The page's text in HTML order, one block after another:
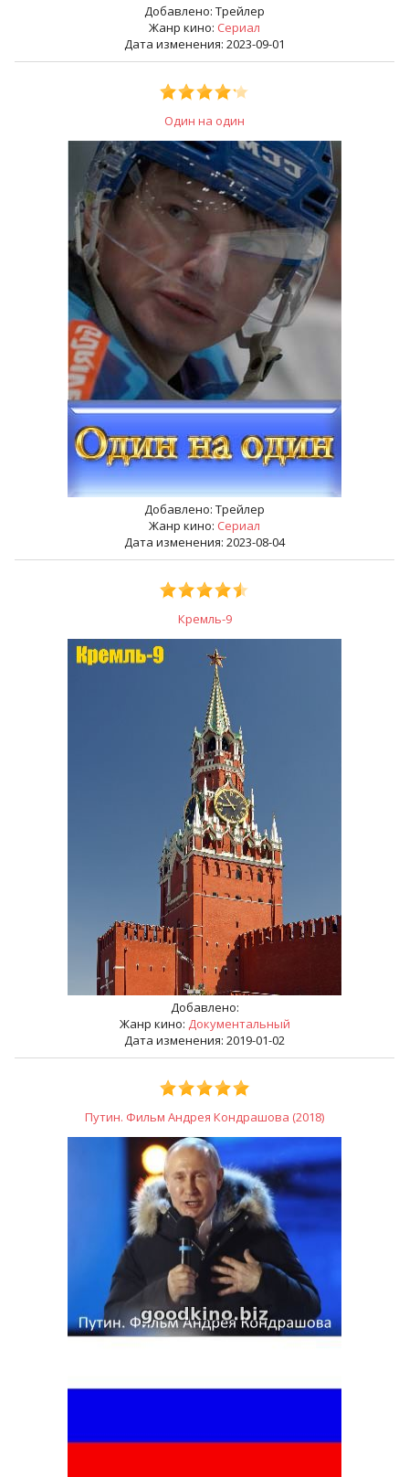
Добавлено: Трейлер
Жанр кино: Сериал
Дата изменения: 2023-09-01
Один на один
Добавлено: Трейлер
Жанр кино: Сериал
Дата изменения: 2023-08-04
Кремль-9
Добавлено:
Жанр кино: Документальный
Дата изменения: 2019-01-02
Путин. Фильм Андрея Кондрашова (2018)